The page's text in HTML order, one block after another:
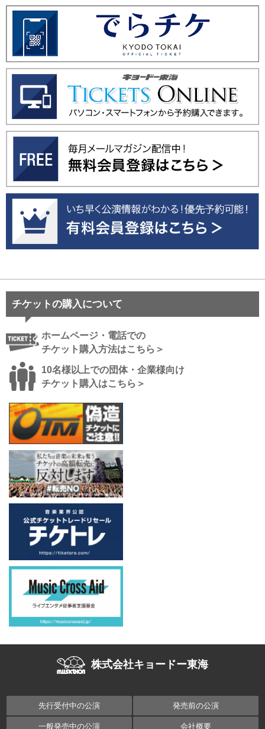
チケットの購入について
ホームページ・電話での
チケット購入方法はこちら＞
10名様以上での団体・企業様向け
チケット購入はこちら＞
株式会社キョードー東海
先行受付中の公演 発売前の公演
一般発売中の公演 会社概要